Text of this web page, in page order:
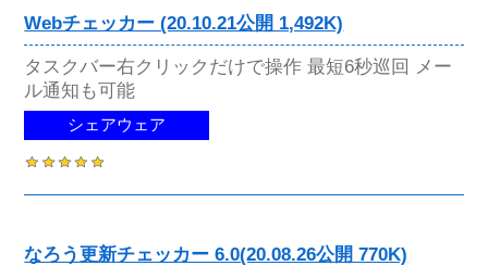
Webチェッカー (20.10.21公開 1,492K)
タスクバー右クリックだけで操作 最短6秒巡回 メー
ル通知も可能
シェアウェア
なろう更新チェッカー 6.0(20.08.26公開 770K)